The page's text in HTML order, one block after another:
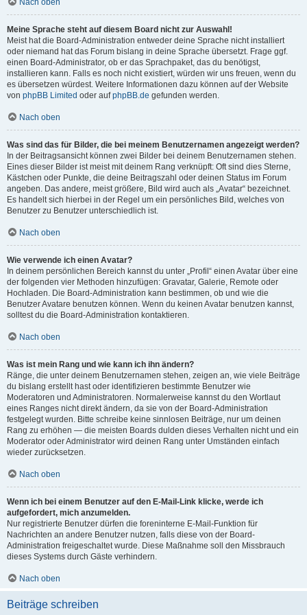
Nach oben
Meine Sprache steht auf diesem Board nicht zur Auswahl!
Meist hat die Board-Administration entweder deine Sprache nicht installiert
oder niemand hat das Forum bislang in deine Sprache übersetzt. Frage ggf.
einen Board-Administrator, ob er das Sprachpaket, das du benötigst,
installieren kann. Falls es noch nicht existiert, würden wir uns freuen, wenn du
es übersetzen würdest. Weitere Informationen dazu können auf der Website
von phpBB Limited oder aufphpBB.de gefunden werden.
Nach oben
Was sind das für Bilder, die bei meinem Benutzernamen angezeigt werden?
In der Beitragsansicht können zwei Bilder bei deinem Benutzernamen stehen.
Eines dieser Bilder ist meist mit deinem Rang verknüpft: Oft sind dies Sterne,
Kästchen oder Punkte, die deine Beitragszahl oder deinen Status im Forum
angeben. Das andere, meist größere, Bild wird auch als „Avatar“ bezeichnet.
Es handelt sich hierbei in der Regel um ein persönliches Bild, welches von
Benutzer zu Benutzer unterschiedlich ist.
Nach oben
Wie verwende ich einen Avatar?
In deinem persönlichen Bereich kannst du unter „Profil“ einen Avatar über eine
der folgenden vier Methoden hinzufügen: Gravatar, Galerie, Remote oder
Hochladen. Die Board-Administration kann bestimmen, ob und wie die
Benutzer Avatare benutzen können. Wenn du keinen Avatar benutzen kannst,
solltest du die Board-Administration kontaktieren.
Nach oben
Was ist mein Rang und wie kann ich ihn ändern?
Ränge, die unter deinem Benutzernamen stehen, zeigen an, wie viele Beiträge
du bislang erstellt hast oder identifizieren bestimmte Benutzer wie
Moderatoren und Administratoren. Normalerweise kannst du den Wortlaut
eines Ranges nicht direkt ändern, da sie von der Board-Administration
festgelegt wurden. Bitte schreibe keine sinnlosen Beiträge, nur um deinen
Rang zu erhöhen — die meisten Boards dulden dieses Verhalten nicht und ein
Moderator oder Administrator wird deinen Rang unter Umständen einfach
wieder zurücksetzen.
Nach oben
Wenn ich bei einem Benutzer auf den E-Mail-Link klicke, werde ich
aufgefordert, mich anzumelden.
Nur registrierte Benutzer dürfen die foreninterne E-Mail-Funktion für
Nachrichten an andere Benutzer nutzen, falls diese von der Board-
Administration freigeschaltet wurde. Diese Maßnahme soll den Missbrauch
dieses Systems durch Gäste verhindern.
Nach oben
Beiträge schreiben